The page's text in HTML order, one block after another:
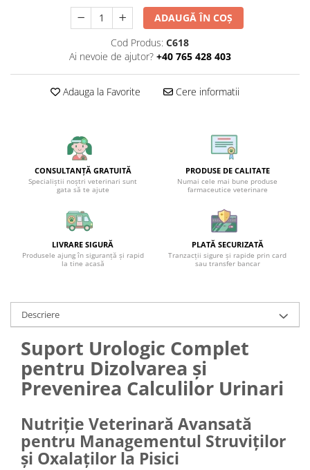
ADAUGĂ ÎN COȘ
Cod Produs: C618
Ai nevoie de ajutor? +40 765 428 403
Adauga la Favorite Cere informatii
CONSULTANȚĂ GRATUITĂ
Specialiștii noștri veterinari sunt
gata să te ajute
PRODUSE DE CALITATE
Numai cele mai bune produse
farmaceutice veterinare
LIVRARE SIGURĂ
Produsele ajung în siguranță și rapid
la tine acasă
PLATĂ SECURIZATĂ
Tranzacții sigure și rapide prin card
sau transfer bancar
Descriere
Suport Urologic Complet
pentru Dizolvarea și
Prevenirea Calculilor Urinari
Nutriție Veterinară Avansată
pentru Managementul Struviților
și Oxalaților la Pisici